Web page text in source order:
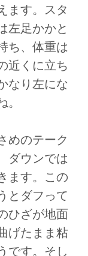
ます。スタ
左足かかと
ち、体重は
近くに立ち
なり左にな
めのテーク
ダウンでは
ます。この
とダフって
ひざが地面
げたまま粘
です。そし